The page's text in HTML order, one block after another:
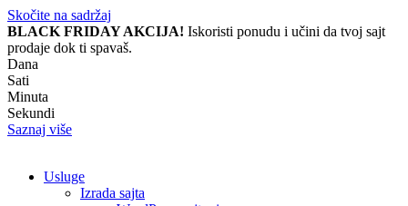
Skočite na sadržaj
BLACK FRIDAY AKCIJA! Iskoristi ponudu i učini da tvoj sajt
prodaje dok ti spavaš.
Dana
Sati
Minuta
Sekundi
Saznaj više
Usluge
Izrada sajta